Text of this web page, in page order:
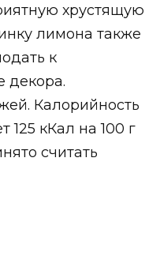
хрустящую
лимона также
к
декора.
Калорийность
125 кКал на 100 г
считать